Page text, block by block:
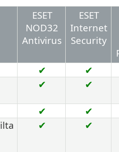
ESET
NOD32
Antivirus
ESET
Internet
Security
✔
✔
✔ ✔
✔
✔
✔ ✔